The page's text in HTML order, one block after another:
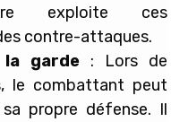
exploite ces
contre-attaques.
garde: Lors de
le combattant peut
propre défense. Il